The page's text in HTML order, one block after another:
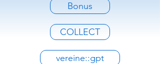
Bonus
COLLECT
vereine::gpt